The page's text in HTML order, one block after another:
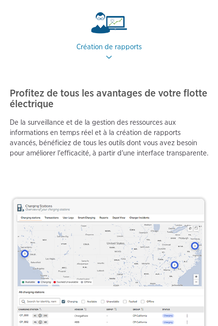
Création de rapports
Profitez de tous les avantages de votre flotte
électrique
De la surveillance et de la gestion des ressources aux
informations en temps réel et à la création de rapports
avancés, bénéficiez de tous les outils dont vous avez besoin
pour améliorer l'efficacité, à partir d'une interface transparente.